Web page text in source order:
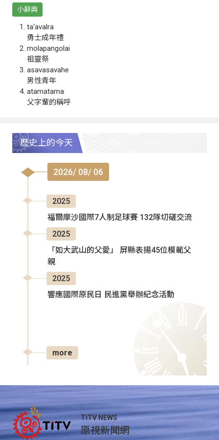
小辭典
ta‘avalra
勇士成年禮
molapangolai
祖靈祭
asavasavahe
男性青年
atamatama
父字輩的稱呼
歷史上的今天
2026/ 08/ 06
2025
福爾摩沙國際7人制足球賽 132隊切磋交流
2025
「如大武山的父愛」 屏縣表揚45位模範父
親
2025
響應國際原民日 民進黨舉辦紀念活動
more
TITV NEWS
原視新聞網